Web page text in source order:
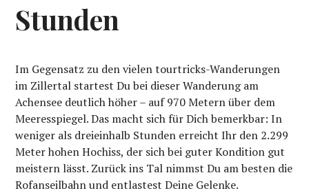
Stunden
Im Gegensatz zu den vielen tourtricks-Wanderungen
im Zillertal startest Du bei dieser Wanderung am
Achensee deutlich höher – auf 970 Metern über dem
Meeresspiegel. Das macht sich für Dich bemerkbar: In
weniger als dreieinhalb Stunden erreicht Ihr den 2.299
Meter hohen Hochiss, der sich bei guter Kondition gut
meistern lässt. Zurück ins Tal nimmst Du am besten die
Rofanseilbahn und entlastest Deine Gelenke.